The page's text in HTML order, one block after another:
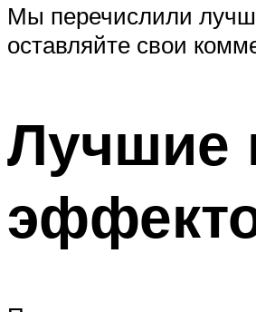
Мы перечислили
оставляйте свои
Лучшие